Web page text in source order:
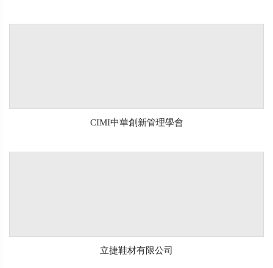
CIMI中華創新管理學會
立捷鞋材有限公司